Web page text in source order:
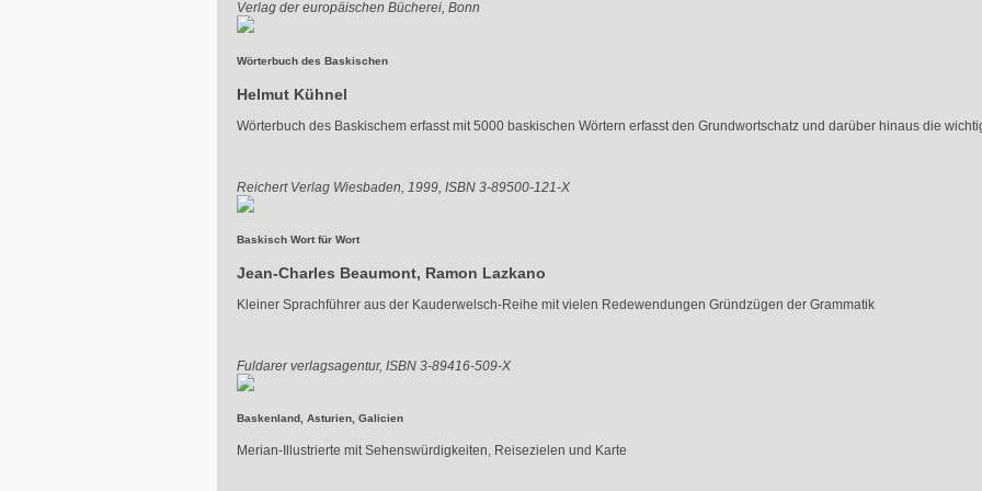
Verlag der europäischen Bücherei, Bonn
Wörterbuch des Baskischen
Helmut Kühnel
Wörterbuch des Baskischem erfasst mit 5000 baskischen Wörtern erfasst den Grundwortschatz und darüber hinaus die
Reichert Verlag Wiesbaden, 1999, ISBN 3-89500-121-X
Baskisch Wort für Wort
Jean-Charles Beaumont, Ramon Lazkano
Kleiner Sprachführer aus der Kauderwelsch-Reihe mit vielen Redewendungen Gründzügen der Grammatik
Fuldarer verlagsagentur, ISBN 3-89416-509-X
Baskenland, Asturien, Galicien
Merian-Illustrierte mit Sehenswürdigkeiten, Reisezielen und Karte